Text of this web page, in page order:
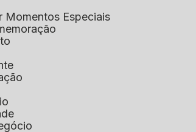
Momentos Especiais